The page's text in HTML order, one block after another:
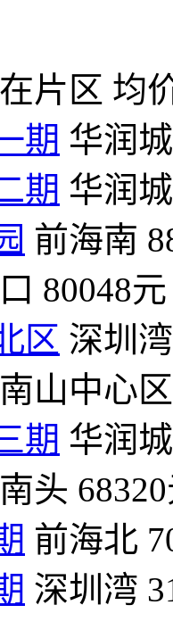
片区 均
期 华润城
期 华润城
前海南
80048元
区 深圳湾
南山中心区
期 华润城
南头
前海北
深圳湾